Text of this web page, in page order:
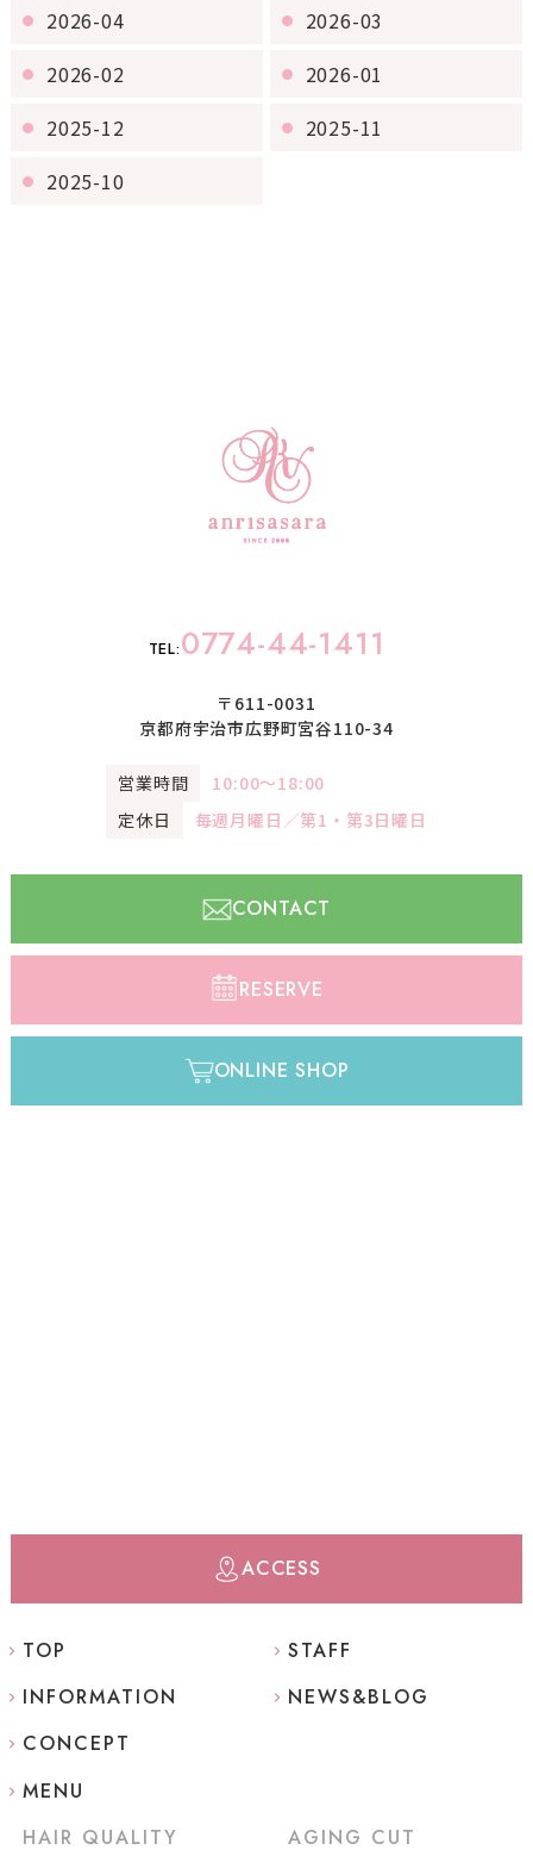
2026-04
2026-03
2026-02
2026-01
2025-12
2025-11
2025-10
TEL:0774-44-1411
〒611-0031
京都府宇治市広野町宮谷110-34
営業時間
10:00〜18:00
定休日
毎週月曜日／第1・第3日曜日
CONTACT
RESERVE
ONLINE SHOP
ACCESS
TOP
INFORMATION
CONCEPT
STAFF
NEWS&BLOG
MENU
HAIR QUALITY
AGING CUT